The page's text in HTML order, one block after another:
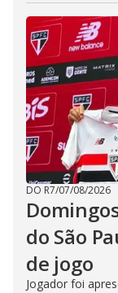
DO R7/07/08/2026
do São
de jogo
Jogador foi